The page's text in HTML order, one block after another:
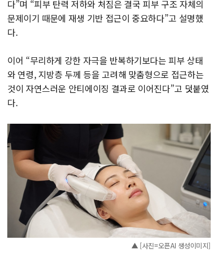
다”며 “피부 탄력 저하와 처짐은 결국 피부 구조 자체의
문제이기 때문에 재생 기반 접근이 중요하다”고 설명했
다.
이어 “무리하게 강한 자극을 반복하기보다는 피부 상태
와 연령, 지방층 두께 등을 고려해 맞춤형으로 접근하는
것이 자연스러운 안티에이징 결과로 이어진다”고 덧붙였
다.
▲ [사진=오픈AI 생성이미지]